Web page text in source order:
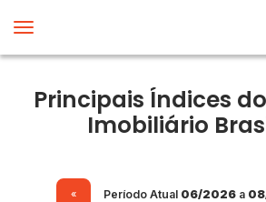
Principais Índices
Imobiliário
« Período Atual 06/2026 a